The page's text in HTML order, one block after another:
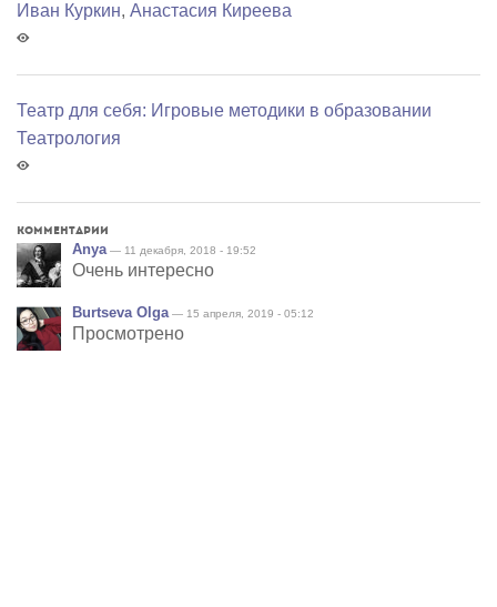
Иван Куркин, Анастасия Киреева
Театр для себя: Игровые методики в образовании
Театрология
Комментарии
Anya — 11 декабря, 2018 - 19:52
Очень интересно
Burtseva Olga — 15 апреля, 2019 - 05:12
Просмотрено